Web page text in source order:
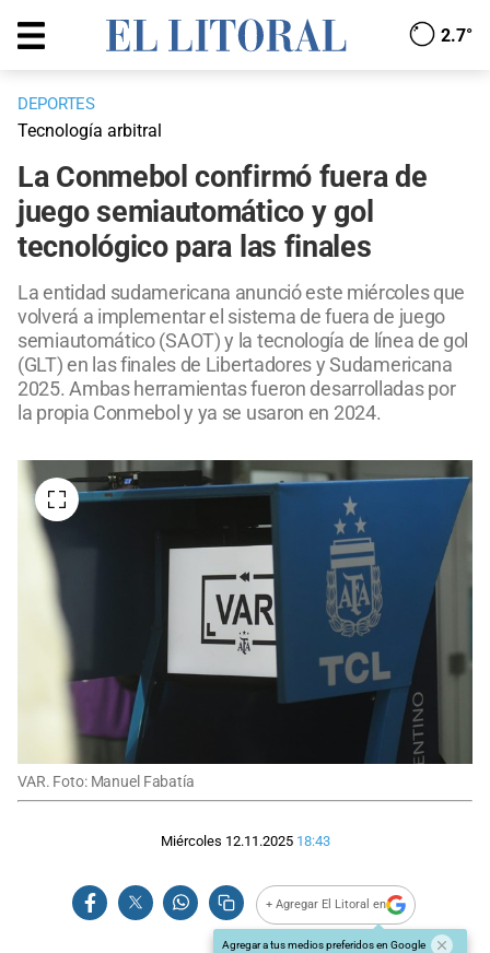
2.7°
DEPORTES
Tecnología arbitral
La Conmebol confirmó fuera de
juego semiautomático y gol
tecnológico para las finales
La entidad sudamericana anunció este miércoles que
volverá a implementar el sistema de fuera de juego
semiautomático (SAOT) y la tecnología de línea de gol
(GLT) en las finales de Libertadores y Sudamericana
2025. Ambas herramientas fueron desarrolladas por
la propia Conmebol y ya se usaron en 2024.
VAR. Foto: Manuel Fabatía
Miércoles 12.11.2025 18:43
+ Agregar El Litoral en
Agregar a tus medios preferidos en Google